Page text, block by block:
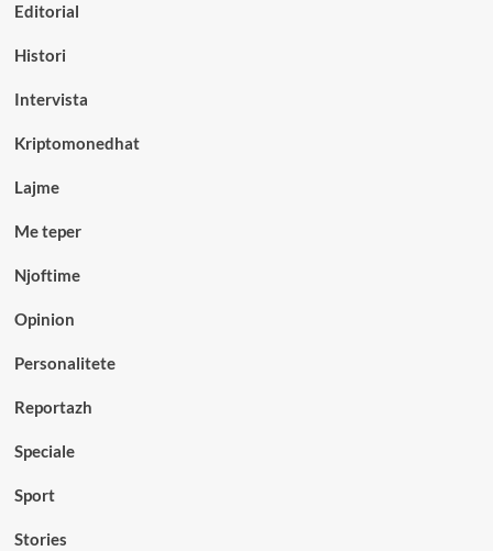
Editorial
Histori
Intervista
Kriptomonedhat
Lajme
Me teper
Njoftime
Opinion
Personalitete
Reportazh
Speciale
Sport
Stories